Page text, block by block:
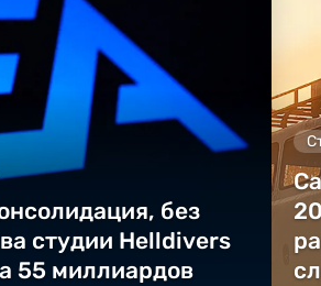
без
студии Helldivers
55 миллиардов